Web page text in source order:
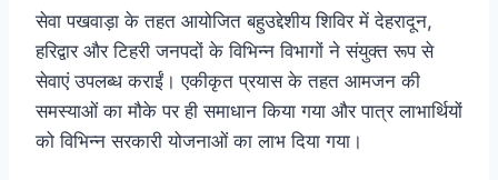
सेवा पखवाड़ा के तहत आयोजित बहुउद्देशीय शिविर में देहरादून,
हरिद्वार और टिहरी जनपदों के विभिन्न विभागों ने संयुक्त रूप से
सेवाएं उपलब्ध कराईं। एकीकृत प्रयास के तहत आमजन की
समस्याओं का मौके पर ही समाधान किया गया और पात्र लाभार्थियों
को विभिन्न सरकारी योजनाओं का लाभ दिया गया।